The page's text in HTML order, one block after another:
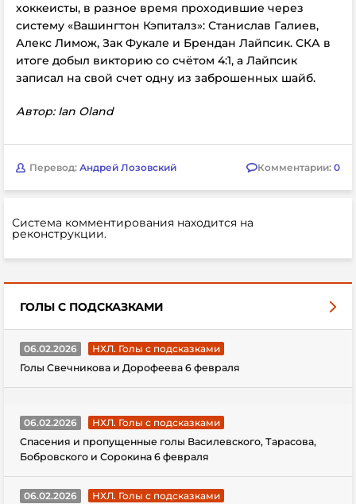
хоккеисты, в разное время проходившие через
систему «Вашингтон Кэпиталз»: Станислав Галиев,
Алекс Лимож, Зак Фукале и Брендан Лайпсик. СКА в
итоге добыл викторию со счётом 4:1, а Лайпсик
записал на свой счет одну из заброшенных шайб.
Автор:Ian Oland
Перевод: Андрей Лозовский Комментарии: 0
Система комментирования находится на
реконструкции.
ГОЛЫ С ПОДСКАЗКАМИ
06.02.2026
НХЛ. Голы с подсказками
Голы Свечникова и Дорофеева 6 февраля
06.02.2026
НХЛ. Голы с подсказками
Спасения и пропущенные голы Василевского, Тарасова,
Бобровского и Сорокина 6 февраля
06.02.2026
НХЛ. Голы с подсказками